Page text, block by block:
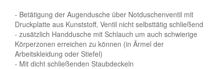
- Betätigung der Augendusche über Notduschenventil mit
Druckplatte aus Kunststoff, Ventil nicht selbsttätig schließend
- zusätzlich Handdusche mit Schlauch um auch schwierige
Körperzonen erreichen zu können (in Ärmel der
Arbeitskleidung oder Stiefel)
- Mit dicht schließenden Staubdeckeln